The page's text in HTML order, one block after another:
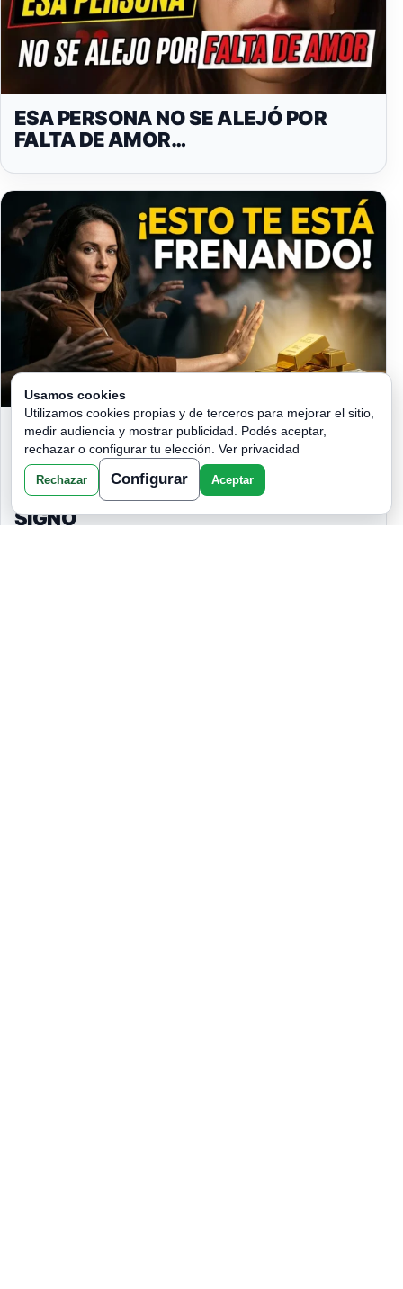
ESA PERSONA NO SE ALEJÓ POR
FALTA DE AMOR…
5 COSAS QUE JAMÁS DEBES
ACEPTAR SI QUIERES PROSPERIDAD:
ELIMINA LA MALA SUERTE Y
ATRAERÁS ABUNDANCIA SEGÚN TU
SIGNO
Usamos cookies
Utilizamos cookies propias y de terceros para mejorar el sitio,
medir audiencia y mostrar publicidad. Podés aceptar,
rechazar o configurar tu elección. Ver privacidad
Rechazar Configurar Aceptar